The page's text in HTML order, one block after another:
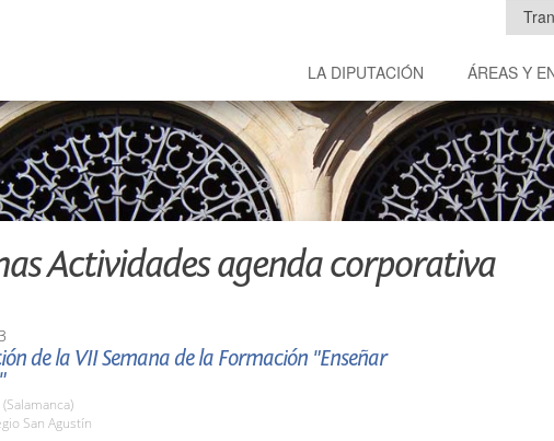
LA DIPUTACIÓN ÁREAS Y
Actividades agenda corporativa
de la VII Semana de la Formación "Enseñar
San Agustín